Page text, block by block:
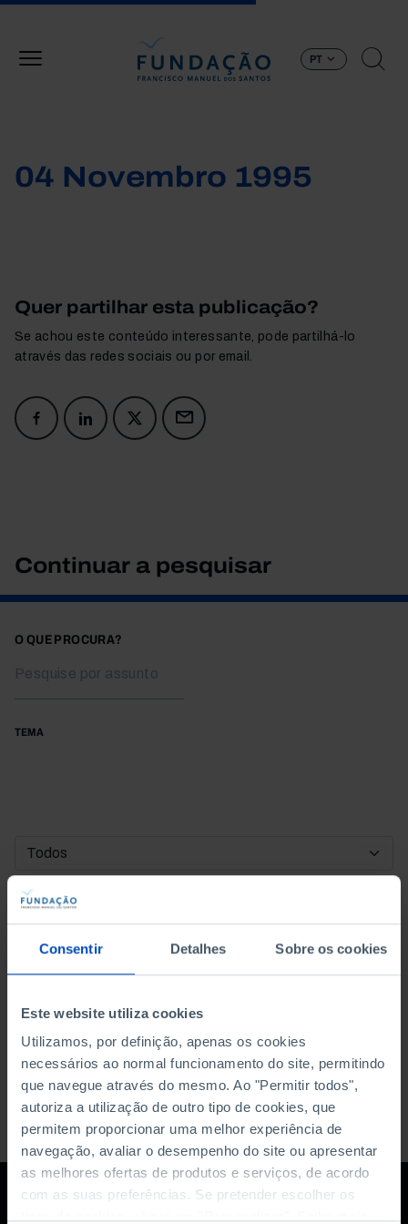
Consentir Detalhes Sobre os cookies
Este website utiliza cookies
Utilizamos, por definição, apenas os cookies
necessários ao normal funcionamento do site, permitindo
que navegue através do mesmo. Ao "Permitir todos",
autoriza a utilização de outro tipo de cookies, que
permitem proporcionar uma melhor experiência de
navegação, avaliar o desempenho do site ou apresentar
as melhores ofertas de produtos e serviços, de acordo
com as suas preferências. Se pretender escolher os
PT
04 Novembro 1995
Quer partilhar esta publicação?
Se achou este conteúdo interessante, pode partilhá-lo
através das redes sociais ou por email.
Continuar a pesquisar
O QUE PROCURA?
TEMA
DATA DE INÍCIO
DATA DE FIM